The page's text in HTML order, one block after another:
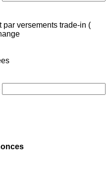
par versements trade-in (